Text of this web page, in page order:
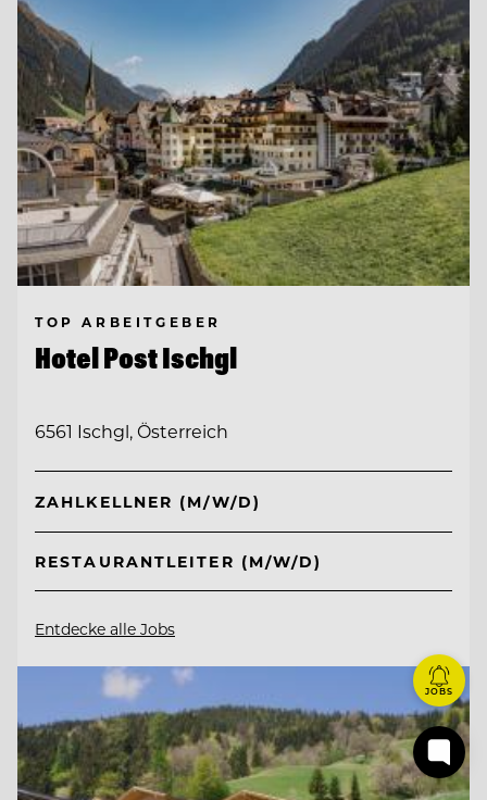
TOP ARBEITGEBER
Hotel Post Ischgl
6561 Ischgl, Österreich
ZAHLKELLNER (M/W/D)
RESTAURANTLEITER (M/W/D)
Entdecke alle Jobs
JOBS